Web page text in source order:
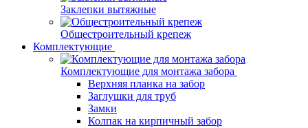
Заклепки вытяжные
Общестроительный крепеж
Комплектующие
Комплектующие для монтажа забора
Верхняя планка на забор
Заглушки для труб
Замки
Колпак на кирпичный забор